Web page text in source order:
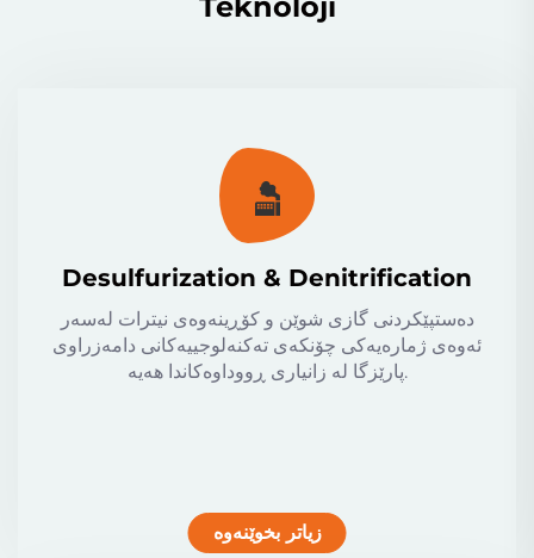
Desulfurization & Denitrification
دەستپێکردنی گازی شوێن و کۆڕینەوەی نیترات لەسەر
ئەوەی ژمارەیەکی چۆنکەی تەکنەلوجییەکانی دامەزراوی
پارێزگا لە زانیاری ڕووداوەکاندا هەیە.
زیاتر بخوێنەوە